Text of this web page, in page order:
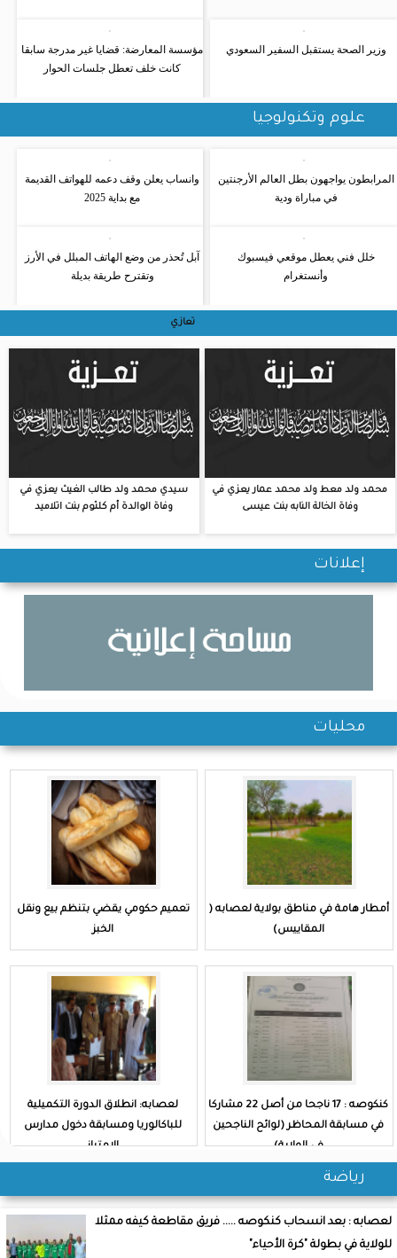
وزير الصحة يستقبل السفير السعودي
مؤسسة المعارضة: قضايا غير مدرجة سابقا
كانت خلف تعطل جلسات الحوار
علوم وتكنولوجيا
المرابطون يواجهون بطل العالم الأرجنتين
في مباراة ودية
وانساب يعلن وقف دعمه للهواتف القديمة
مع بداية 2025
خلل فني يعطل موقعي فيسبوك
وأنستغرام
آبل تُحذر من وضع الهاتف المبلل في الأرز
وتقترح طريقة بديلة
تعازي
محمد ولد معط ولد محمد عمار يعزي في
وفاة الخالة النابه بنت عيسى
سيدي محمد ولد طالب الغيث يعزي في
وفاة الوالدة أم كلثوم بنت اتلاميد
إعلانات
محليات
أمطار هامة في مناطق بولاية لعصابه (
المقاييس)
تعميم حكومي يقضي بتنظم بيع ونقل
الخبز
كنكوصه : 17 ناجحا من أصل 22 مشاركا
في مسابقة المحاظر (لوائح الناجحين
في الولاية)
لعصابه: انطلاق الدورة التكميلية
للباكالوريا ومسابقة دخول مدارس
الامتياز
رياضة
لعصابه : بعد انسحاب كنكوصه ..... فريق مقاطعة كيفه ممثلا
للولاية في بطولة "كرة الأحياء"